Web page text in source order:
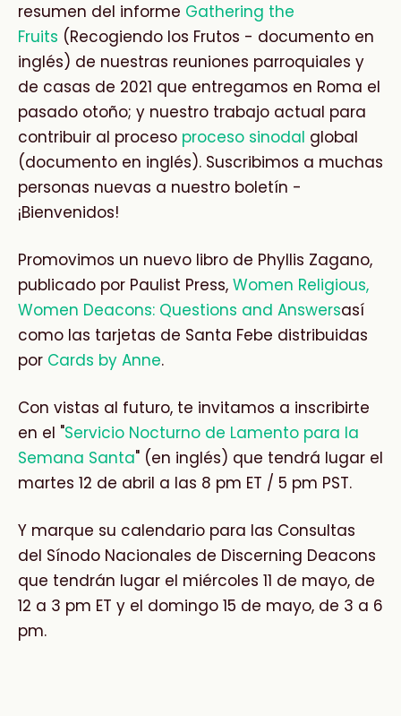
resumen del informe Gathering the
Fruits (Recogiendo los Frutos - documento en
inglés) de nuestras reuniones parroquiales y
de casas de 2021 que entregamos en Roma el
pasado otoño; y nuestro trabajo actual para
contribuir al proceso proceso sinodal global
(documento en inglés). Suscribimos a muchas
personas nuevas a nuestro boletín -
¡Bienvenidos!
Promovimos un nuevo libro de Phyllis Zagano,
publicado por Paulist Press, Women Religious,
Women Deacons: Questions and Answersasí
como las tarjetas de Santa Febe distribuidas
por Cards by Anne.
Con vistas al futuro, te invitamos a inscribirte
en el "Servicio Nocturno de Lamento para la
Semana Santa" (en inglés) que tendrá lugar el
martes 12 de abril a las 8 pm ET / 5 pm PST.
Y marque su calendario para las Consultas
del Sínodo Nacionales de Discerning Deacons
que tendrán lugar el miércoles 11 de mayo, de
12 a 3 pm ET y el domingo 15 de mayo, de 3 a 6
pm.